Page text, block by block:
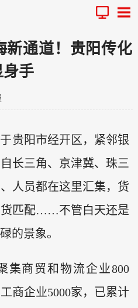
新通道！贵阳传化
身手
贵阳市经开区，紧邻银
长三角、京津冀、珠三
人员都在这里汇集，货
货匹配……不管白天还是
的景象。
集商贸和物流企业800
商企业5000家，已累计